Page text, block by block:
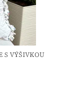
S VÝŠIVKOU